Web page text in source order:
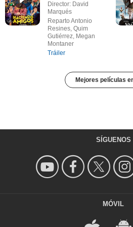
Director: David
Marqués
Reparto Antonio
Resines, Quim
Gutiérrez, Megan
Montaner
Tráiler
Mejores películas
SÍGUENOS
MÓVIL